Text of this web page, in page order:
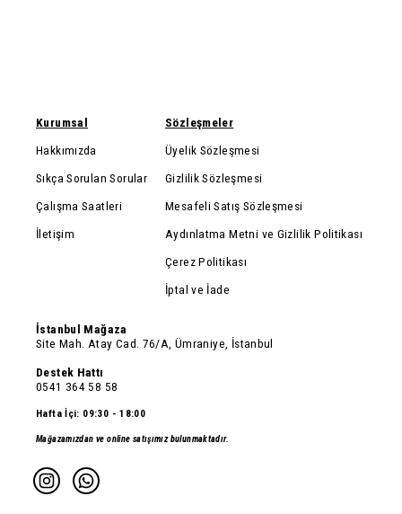
Kurumsal
Hakkımızda
Sıkça Sorulan Sorular
Çalışma Saatleri
İletişim
Sözleşmeler
Üyelik Sözleşmesi
Gizlilik Sözleşmesi
Mesafeli Satış Sözleşmesi
Aydınlatma Metni ve Gizlilik Politikası
Çerez Politikası
İptal ve İade
İstanbul Mağaza
Site Mah. Atay Cad. 76/A, Ümraniye, İstanbul
Destek Hattı
0541 364 58 58
Hafta İçi: 09:30 - 18:00
Mağazamızdan ve online satışımız bulunmaktadır.